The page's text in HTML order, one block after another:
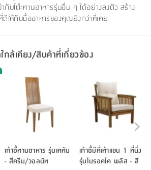
ากับโต๊ะทานอาหารรุ่นอื่น ๆ ได้อย่างลงตัว สร้าง
ดีให้กับมื้ออาหารของคุณยิ่งกว่าที่เคย
กล้เคียง/สินค้าที่เกี่ยวข้อง
เก้าอี้ทานอาหาร รุ่นเททัม
- สีครีม/วอลนัท
เก้าอี้มีที่เท้าแขน 1 ที่นั่ง
รุ่นโมรอคโค พลัส - สี